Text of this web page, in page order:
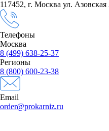
117452, г. Москва ул.
Телефоны
Москва
8 (499) 638-25-37
Регионы
8 (800) 600-23-38
Email
order@prokarniz.ru